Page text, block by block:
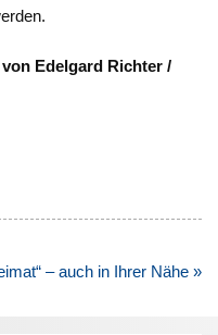
Edelgard Richter /
– auch in Ihrer Nähe »